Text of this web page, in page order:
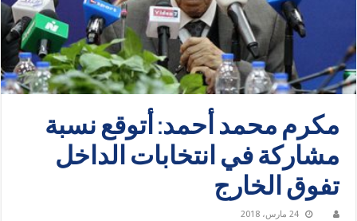
مكرم محمد أحمد: أتوقع نسبة
مشاركة في انتخابات الداخل
تفوق الخارج
24 مارس، 2018